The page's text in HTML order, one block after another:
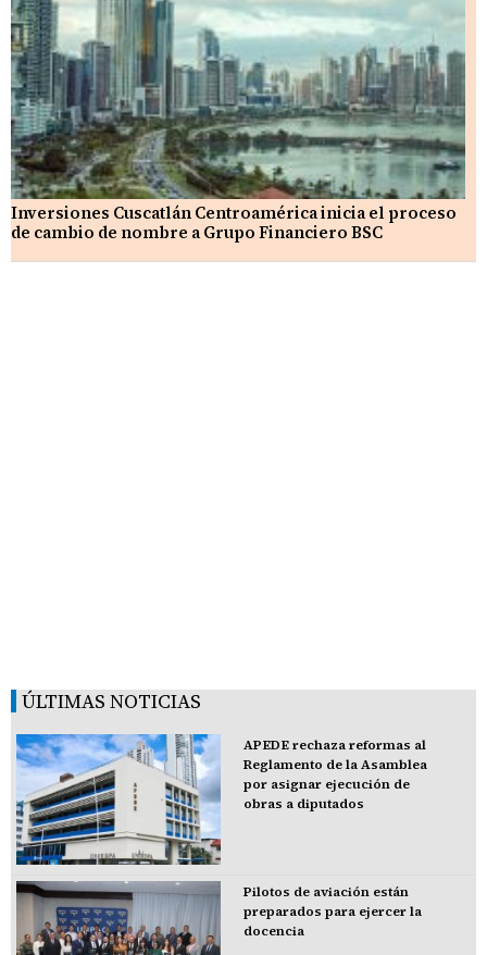
Inversiones Cuscatlán Centroamérica inicia el proceso
de cambio de nombre a Grupo Financiero BSC
ÚLTIMAS NOTICIAS
APEDE rechaza reformas al
Reglamento de la Asamblea
por asignar ejecución de
obras a diputados
Pilotos de aviación están
preparados para ejercer la
docencia